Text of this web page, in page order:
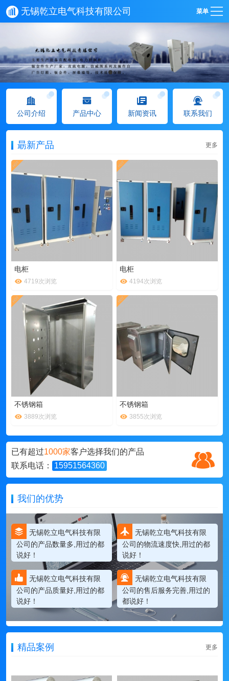
无锡乾立电气科技有限公司 菜单
公司介绍 产品中心 新闻资讯 联系我们
朂新产品 更多
电柜
4719次浏览
电柜
4194次浏览
不锈钢箱
3889次浏览
不锈钢箱
3855次浏览
已有超过1000家客户选择我们的产品
联系电话：
15951564360
我们的优势
无锡乾立电气科技有限
公司的产品数量多,用过的都
说好！
无锡乾立电气科技有限
公司的物流速度快,用过的都
说好！
无锡乾立电气科技有限
公司的产品质量好,用过的都
说好！
无锡乾立电气科技有限
公司的售后服务完善,用过的
都说好！
精品案例 更多